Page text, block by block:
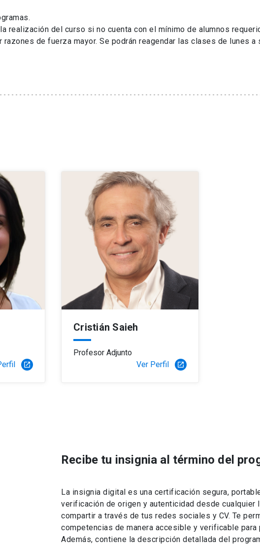
realización del curso si no cuenta con el mínimo de alumnos
de fuerza mayor. Se podrán reagendar las clases de lunes a
launch
Cristián Saieh
Profesor Adjunto
Ver Perfil
launch
Recibe tu insignia al término del
La insignia digital es una certificación segura,
verificación de origen y autenticidad desde cualquier
compartir a través de tus redes sociales y CV. Te
competencias de manera accesible y verificable
Además, contiene la descripción detallada del